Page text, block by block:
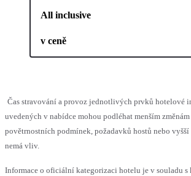
All inclusive
v ceně
Čas stravování a provoz jednotlivých prvků hotelové
uvedených v nabídce mohou podléhat menším
povětrnostních podmínek, požadavků hostů nebo
nemá vliv.
Informace o oficiální kategorizaci hotelu je v souladu s